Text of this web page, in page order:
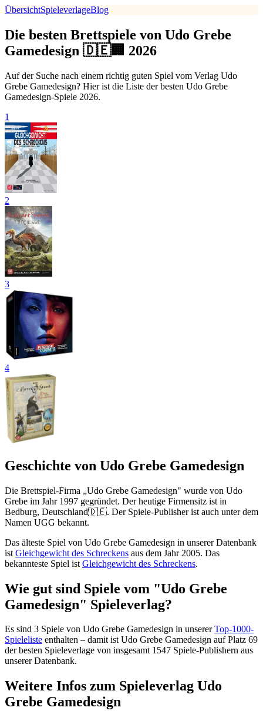
ÜbersichtSpieleverlageBlog
Die besten Brettspiele von Udo Grebe
Gamedesign 🇩🇪🏢 2026
Auf der Suche nach einem richtig guten Spiel vom Verlag Udo
Grebe Gamedesign? Hier ist die Liste der besten Udo Grebe
Gamedesign-Spiele 2026.
1
2
3
4
Geschichte von Udo Grebe Gamedesign
Die Brettspiel-Firma „Udo Grebe Gamedesign" wurde von Udo
Grebe im Jahr 1997 gegründet. Der heutige Firmensitz ist in
Bedburg, Deutschland🇩🇪. Der Spiele-Publisher ist auch unter dem
Namen UGG bekannt.
Das älteste Spiel von Udo Grebe Gamedesign in unserer Datenbank
ist Gleichgewicht des Schreckens aus dem Jahr 2005. Das
bekannteste Spiel ist Gleichgewicht des Schreckens.
Wie gut sind Spiele vom "Udo Grebe
Gamedesign" Spieleverlag?
Es sind 3 Spiele von Udo Grebe Gamedesign in unsererTop-1000-
Spieleliste enthalten – damit ist Udo Grebe Gamedesign auf Platz 69
der besten Spieleverlage von insgesamt 1547 Spiele-Publishern aus
unserer Datenbank.
Weitere Infos zum Spieleverlag Udo
Grebe Gamedesign